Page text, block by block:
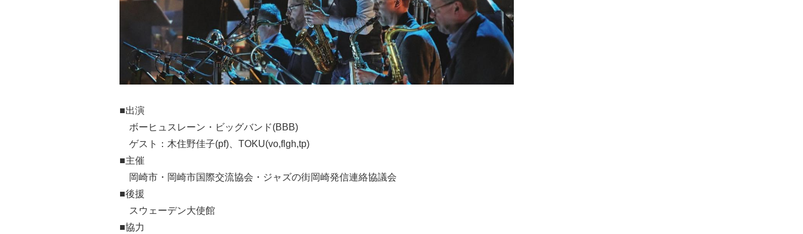
■出演
ボーヒュスレーン・ビッグバンド(BBB)
ゲスト：木住野佳子(pf)、TOKU(vo,flgh,tp)
■主催
岡崎市・岡崎市国際交流協会・ジャズの街岡崎発信連絡協議会
■後援
スウェーデン大使館
■協力